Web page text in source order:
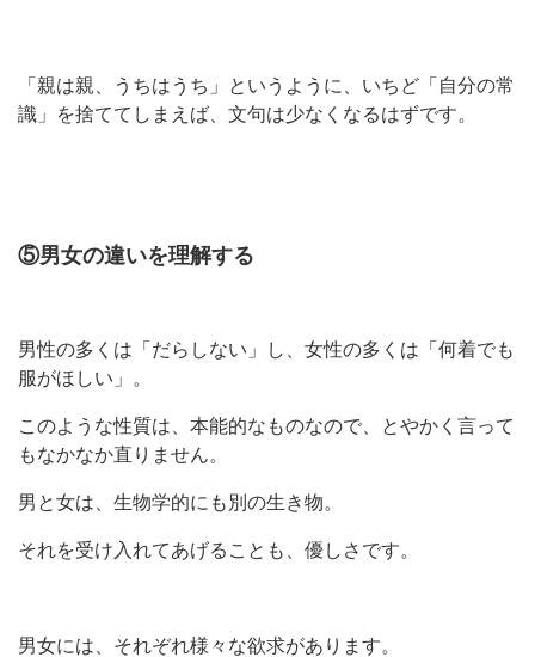
「親は親、うちはうち」というように、いちど「自分の常
識」を捨ててしまえば、文句は少なくなるはずです。
⑤男女の違いを理解する
男性の多くは「だらしない」し、女性の多くは「何着でも
服がほしい」。
このような性質は、本能的なものなので、とやかく言って
もなかなか直りません。
男と女は、生物学的にも別の生き物。
それを受け入れてあげることも、優しさです。
男女には、それぞれ様々な欲求があります。